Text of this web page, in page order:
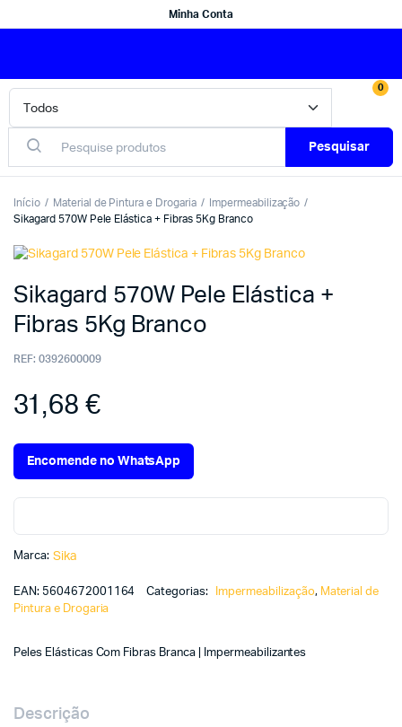
Minha Conta
0
Pesquisar
Início Material de Pintura e Drogaria
Impermeabilização
Sikagard 570W Pele Elástica + Fibras 5Kg Branco
Sikagard 570W Pele Elástica +
Fibras 5Kg Branco
REF: 0392600009
31,68€
Encomende no WhatsApp
Marca: Sika
EAN: 5604672001164 Categorias: Impermeabilização, Material de
Pintura e Drogaria
Peles Elásticas Com Fibras Branca | Impermeabilizantes
Descrição